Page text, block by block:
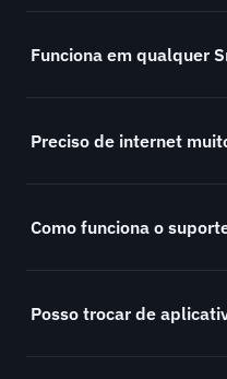
Funciona em qualquer
Preciso de internet
Como funciona o
Posso trocar de